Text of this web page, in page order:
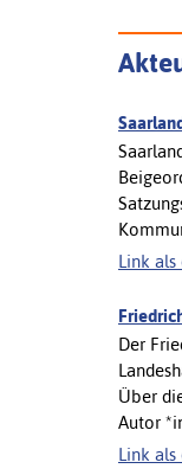
Link
Der
Über
Autor
Link